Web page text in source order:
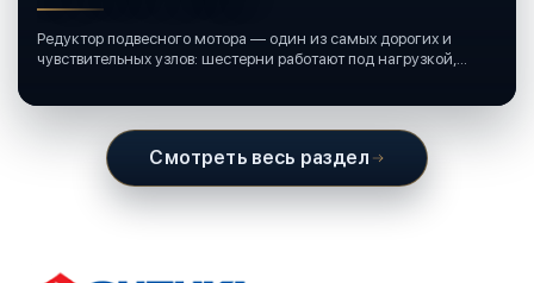
Редуктор подвесного мотора — один из самых дорогих и
чувствительных узлов: шестерни работают под нагрузкой,
Смотреть весь раздел